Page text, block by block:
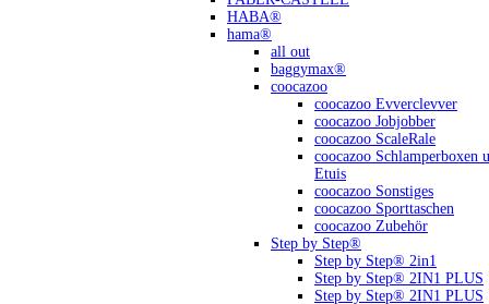
HABA®
hama®
all out
baggymax®
coocazoo
coocazoo Evverclevver
coocazoo Jobjobber
coocazoo ScaleRale
coocazoo Schlamperboxen
Etuis
coocazoo Sonstiges
coocazoo Sporttaschen
coocazoo Zubehör
Step by Step®
Step by Step® 2in1
Step by Step® 2IN1 PLUS
Step by Step® 2IN1 PLUS